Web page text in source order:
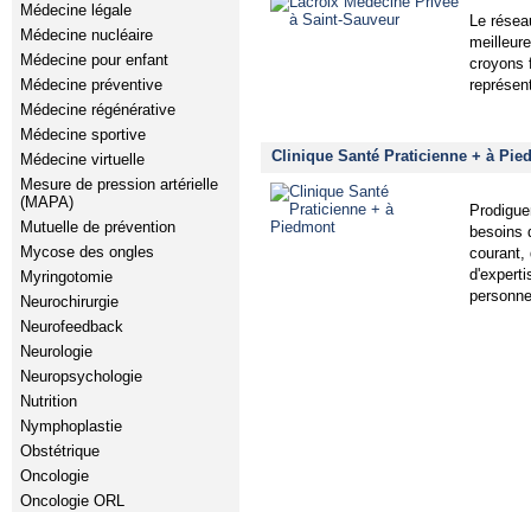
Médecine légale
Médecine nucléaire
Médecine pour enfant
Médecine préventive
Médecine régénérative
Médecine sportive
Médecine virtuelle
Mesure de pression artérielle
(MAPA)
Mutuelle de prévention
Mycose des ongles
Myringotomie
Neurochirurgie
Neurofeedback
Neurologie
Neuropsychologie
Nutrition
Nymphoplastie
Obstétrique
Oncologie
Oncologie ORL
Le
croyons
Clinique Santé Praticienne + à
besoins
courant,